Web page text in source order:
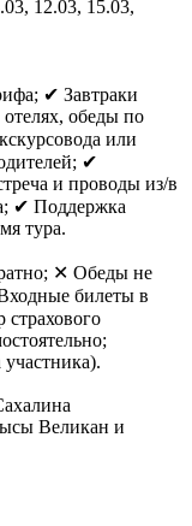
12.03, 15.03,
✔ Завтраки
обеды по
или
✔
и проводы из/в
✔ Поддержка
тура.
✕ Обеды не
билеты в
участника).
Великан и